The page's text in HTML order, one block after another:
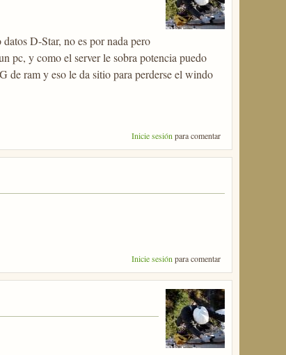
D-Star, no es por nada pero
pc, y como el server le sobra potencia puedo
de ram y eso le da sitio para perderse el windo
Inicie sesión para comentar
Inicie sesión para comentar